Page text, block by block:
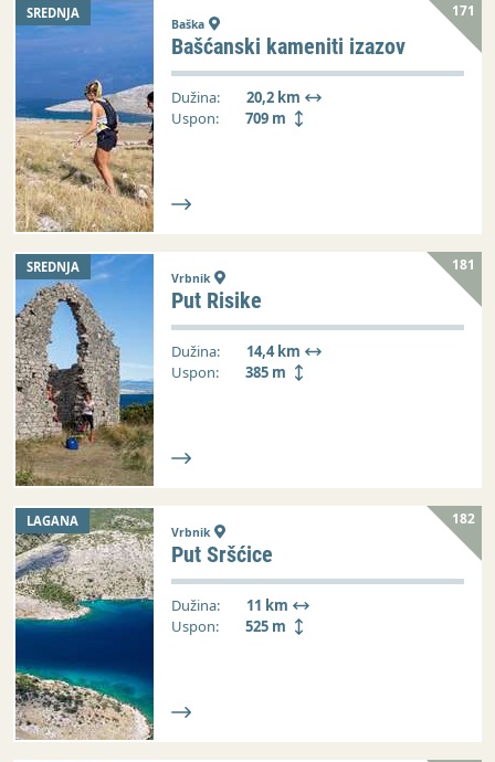
SREDNJA 171
Baška
Bašćanski kameniti izazov
Dužina:
20,2 km
Uspon:
709 m
SREDNJA 181
Vrbnik
Put Risike
Dužina:
14,4 km
Uspon:
385 m
LAGANA 182
Vrbnik
Put Sršćice
Dužina:
11 km
Uspon:
525 m